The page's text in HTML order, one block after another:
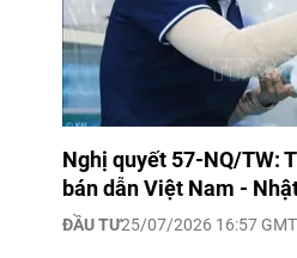
Nghị quyết 57-NQ/TW:
bán dẫn Việt Nam -
ĐẦU TƯ25/07/2026 16:57